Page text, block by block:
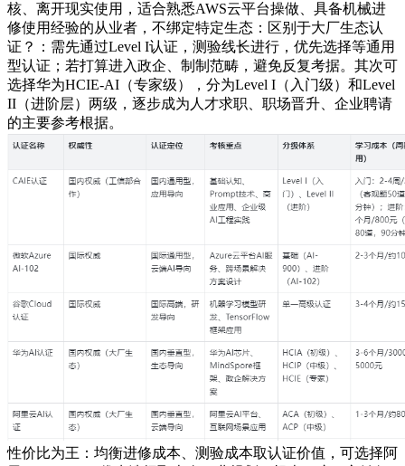
核、离开现实使用，适合熟悉AWS云平台操做、具备机械进
修使用经验的从业者，不绑定特定生态：区别于大厂生态认
证？：需先通过Level I认证，测验线长进行，优先选择等通用
型认证；若打算进入政企、制制范畴，避免反复考据。其次可
选择华为HCIE-AI（专家级），分为Level I（入门级）和Level
II（进阶层）两级，逐步成为人才求职、职场晋升、企业聘请
的主要参考根据。
性价比为王：均衡进修成本、测验成本取认证价值，可选择阿